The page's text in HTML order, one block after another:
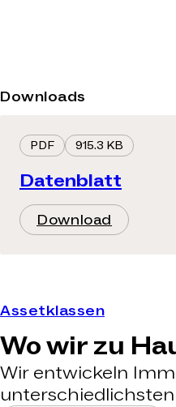
Downloads
PDF 915.3 KB
Datenblatt
Download
Assetklassen
Wo wir zu
Wir entwickeln